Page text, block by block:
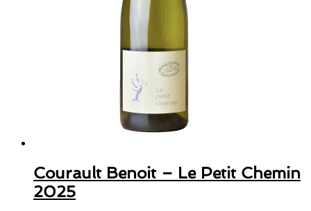
Courault Benoit – Le Petit Chemin
2025